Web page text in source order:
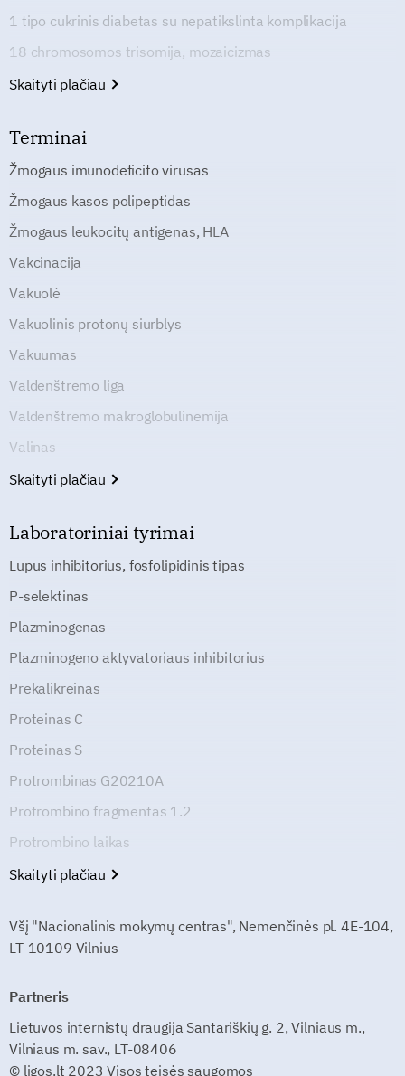
1 tipo cukrinis diabetas su nepatikslinta komplikacija
18 chromosomos trisomija, mozaicizmas
Skaityti plačiau
Terminai
Žmogaus imunodeficito virusas
Žmogaus kasos polipeptidas
Žmogaus leukocitų antigenas, HLA
Vakcinacija
Vakuolė
Vakuolinis protonų siurblys
Vakuumas
Valdenštremo liga
Valdenštremo makroglobulinemija
Valinas
Skaityti plačiau
Laboratoriniai tyrimai
Lupus inhibitorius, fosfolipidinis tipas
P-selektinas
Plazminogenas
Plazminogeno aktyvatoriaus inhibitorius
Prekalikreinas
Proteinas C
Proteinas S
Protrombinas G20210A
Protrombino fragmentas 1.2
Protrombino laikas
Skaityti plačiau
Všį "Nacionalinis mokymų centras", Nemenčinės pl. 4E-104,
LT-10109 Vilnius
Partneris
Lietuvos internistų draugija Santariškių g. 2, Vilniaus m.,
Vilniaus m. sav., LT-08406
© ligos.lt 2023 Visos teisės saugomos